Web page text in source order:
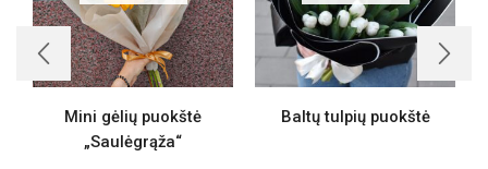
Mini gėlių puokštė
„Saulėgrąža“
Baltų tulpių puokštė